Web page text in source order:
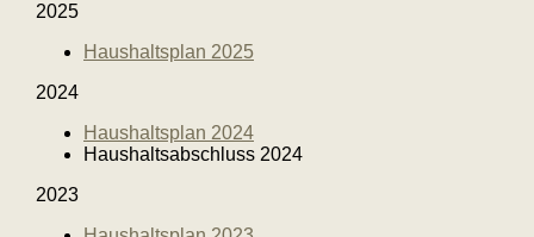
2025
Haushaltsplan 2025
2024
Haushaltsplan 2024
Haushaltsabschluss 2024
2023